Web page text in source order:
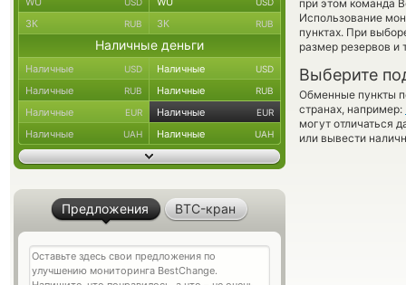
при этом команда
Использование
пунктах. При
размер резервов и
Выберите
Обменные пункты
странах, например:
могут отличаться
или вывести
ЗК RUB ЗК RUB
Наличные деньги
Наличные USD Наличные USD
Наличные RUB Наличные RUB
Наличные EUR Наличные EUR
Наличные UAH Наличные UAH
Предложения BTC-кран